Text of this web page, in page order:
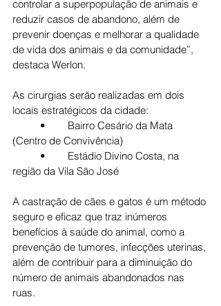
controlar a superpopulação de animais e
reduzir casos de abandono, além de
prevenir doenças e melhorar a qualidade
de vida dos animais e da comunidade”,
destaca Werlon.
As cirurgias serão realizadas em dois
locais estratégicos da cidade:
(Centro de Convivência)
região da Vila São José
A castração de cães e gatos é um método
seguro e eficaz que traz inúmeros
benefícios à saúde do animal, como a
prevenção de tumores, infecções uterinas,
além de contribuir para a diminuição do
número de animais abandonados nas
ruas.